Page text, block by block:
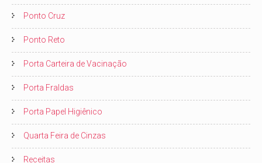
Ponto Cruz
Ponto Reto
Porta Carteira de Vacinação
Porta Fraldas
Porta Papel Higiênico
Quarta Feira de Cinzas
Receitas